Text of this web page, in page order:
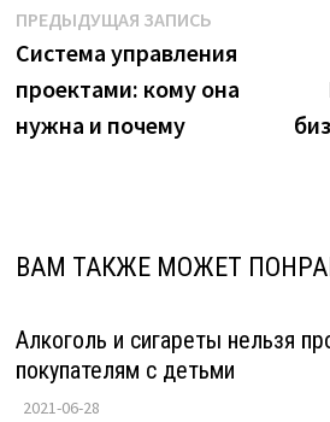
Навигация
по
записям
ПРЕДЫДУЩАЯ ЗАПИСЬПредыдущая
запись:
Система управления
проектами: кому она
нужна и почему
ВАМ ТАКЖЕ МОЖЕТ
Алкоголь и сигареты нельзя
покупателям с детьми
2021-06-28